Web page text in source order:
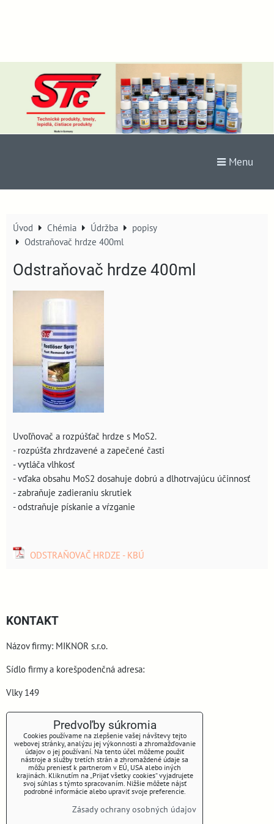
Menu
Úvod Chémia Údržba
popisy
Odstraňovač hrdze 400ml
Odstraňovač hrdze 400ml
Uvoľňovač a rozpúšťač hrdze s MoS2.
- rozpúšťa zhrdzavené a zapečené časti
- vytláča vlhkosť
- vďaka obsahu MoS2 dosahuje dobrú a dlhotrvajúcu účinnosť
- zabraňuje zadieraniu skrutiek
- odstraňuje pískanie a vŕzganie
ODSTRAŇOVAČ HRDZE - KBÚ
KONTAKT
Názov firmy: MIKNOR s.r.o.
Sídlo firmy a korešpodenčná adresa:
Vlky 149
900 44 Vlky
Predvoľby súkromia
Cookies používame na zlepšenie vašej návštevy tejto
webovej stránky, analýzu jej výkonnosti a zhromažďovanie
údajov o jej používaní. Na tento účel môžeme použiť
nástroje a služby tretích strán a zhromaždené údaje sa
môžu preniesť k partnerom v EÚ, USA alebo iných
krajinách. Kliknutím na „Prijať všetky cookies“ vyjadrujete
svoj súhlas s týmto spracovaním. Nižšie môžete nájsť
podrobné informácie alebo upraviť svoje preferencie.
Zásady ochrany osobných údajov